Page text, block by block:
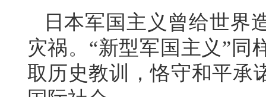
日本军国主义曾给世界
灾祸。“新型军国主义”同
取历史教训，恪守和平承